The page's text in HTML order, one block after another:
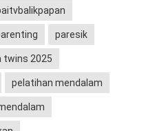
paresik
twins 2025
pelatihan mendalam